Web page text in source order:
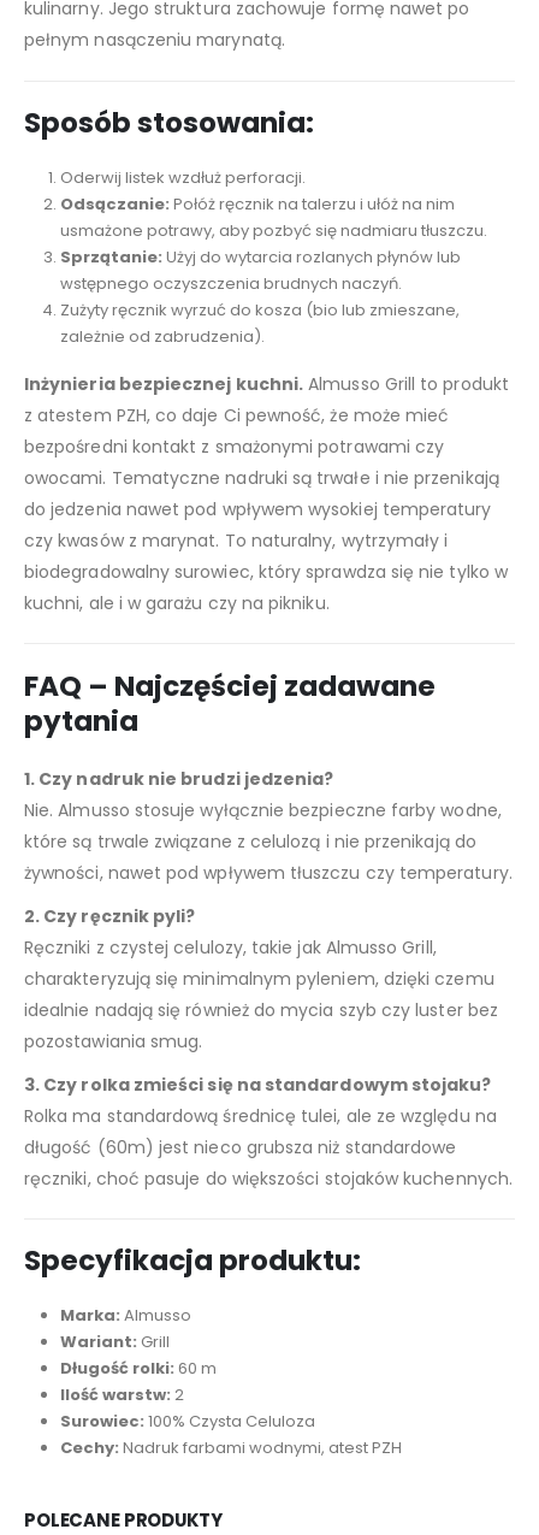
kulinarny. Jego struktura zachowuje formę nawet po
pełnym nasączeniu marynatą.
Sposób stosowania:
Oderwij listek wzdłuż perforacji.
Odsączanie: Połóż ręcznik na talerzu i ułóż na nim
usmażone potrawy, aby pozbyć się nadmiaru tłuszczu.
Sprzątanie: Użyj do wytarcia rozlanych płynów lub
wstępnego oczyszczenia brudnych naczyń.
Zużyty ręcznik wyrzuć do kosza (bio lub zmieszane,
zależnie od zabrudzenia).
Inżynieria bezpiecznej kuchni. Almusso Grill to produkt
z atestem PZH, co daje Ci pewność, że może mieć
bezpośredni kontakt z smażonymi potrawami czy
owocami. Tematyczne nadruki są trwałe i nie przenikają
do jedzenia nawet pod wpływem wysokiej temperatury
czy kwasów z marynat. To naturalny, wytrzymały i
biodegradowalny surowiec, który sprawdza się nie tylko w
kuchni, ale i w garażu czy na pikniku.
FAQ – Najczęściej zadawane
pytania
1. Czy nadruk nie brudzi jedzenia?
Nie. Almusso stosuje wyłącznie bezpieczne farby wodne,
które są trwale związane z celulozą i nie przenikają do
żywności, nawet pod wpływem tłuszczu czy temperatury.
2. Czy ręcznik pyli?
Ręczniki z czystej celulozy, takie jak Almusso Grill,
charakteryzują się minimalnym pyleniem, dzięki czemu
idealnie nadają się również do mycia szyb czy luster bez
pozostawiania smug.
3. Czy rolka zmieści się na standardowym stojaku?
Rolka ma standardową średnicę tulei, ale ze względu na
długość (60m) jest nieco grubsza niż standardowe
ręczniki, choć pasuje do większości stojaków kuchennych.
Specyfikacja produktu:
Marka: Almusso
Wariant: Grill
Długość rolki: 60 m
Ilość warstw: 2
Surowiec: 100% Czysta Celuloza
Cechy: Nadruk farbami wodnymi, atest PZH
POLECANE PRODUKTY